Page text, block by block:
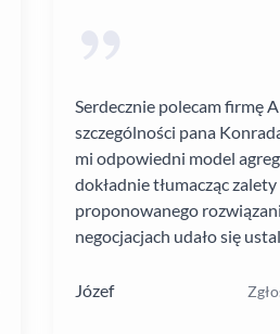
Serdecznie polecam firmę
szczególności pana
mi odpowiedni model
dokładnie tłumacząc zalety
proponowanego
negocjacjach udało się
szybko i schludnie.
Józef